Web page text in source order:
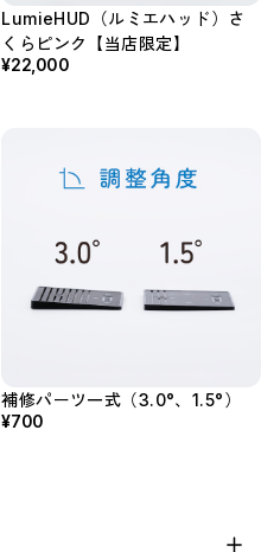
LumieHUD（ルミエハッド）さ
くらピンク【当店限定】
¥22,000
補修パーツ一式（3.0°、1.5°）
¥700